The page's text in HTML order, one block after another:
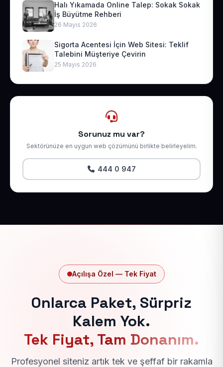
Halı Yıkamada Online Talep: Sokak Sokak
İş Büyütme Rehberi
26 Mayıs 2026
Sigorta Acentesi İçin Web Sitesi: Teklif
Talebini Müşteriye Çevirin
25 Mayıs 2026
Sorunuz mu var?
Sektörünüze en uygun web çözümünü birlikte belirleyelim.
444 0 947
Açılışa Özel — Tek Fiyat
Onlarca Paket, Sürpriz
Kalem Yok.
Tek Fiyat, Tam Donanım.
Profesyonel siteniz artık tek ve şeffaf bir rakamla